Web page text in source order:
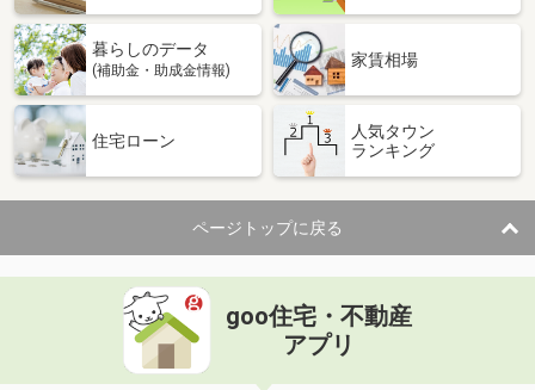
暮らしのデータ
(補助金・助成金情報)
家賃相場
住宅ローン
人気タウン
ランキング
ページトップに戻る
goo住宅・不動産
アプリ